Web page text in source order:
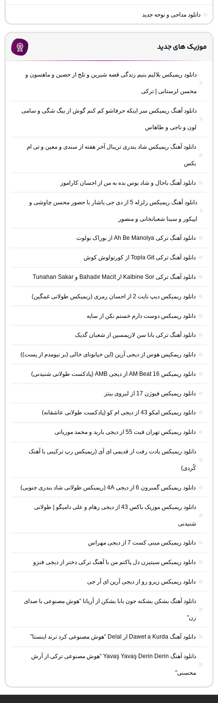
دانلود مداحی و نوحه جدید
موزیک های جدید
دانلود ریمیکس بلالیم بنیم زندگی قصه شیرین و تلخ از حصین و ماهسون و
محسن لرستانی | ترکی
دانلود آهنگ ریمیکس سر اینکه حرفاشو کم کنم گوش از بیگ شگی و سامی
لون و ناجی و طاهاس
دانلود آهنگ ریمیکس شاد بندری تریبال آخر هفته از سندی و معین و تی ام
بکس
دانلود آهنگ باحال و شاد بوس بده به من از احسان کاراموز
دانلود آهنگ ریمیکس زلزله 5 از دی جی یاشار با حضور محسن چاوشی و
اپیکور و سینا شعبانخانی و منصور
دانلود آهنگ ترکی Ah Be Manolya از بوراک بولوت
دانلود آهنگ ترکی Topla Git از کورتولوش کوش
دانلود آهنگ ترکی Kalbine Sor از Bahadır Macit و Tunahan Sakar
دانلود ریمیکس دیپ نایت 2 از احسان رمزی (ریمیکس طولانی غمگین)
دانلود ریمیکس دوست دارم خستم نکن از سایه
دانلود آهنگ ترکی بانا سن لازیمسین از شعبان گدیک
دانلود ریمکیس هوس از دیجی آرین (این خیابونای خالی (بر نیومدم از پست))
دانلود ریمیکس AM Beat 16 از دیجی AMB (پادکست طولانی شنیدنی)
دانلود ریمیکس فیوژن 17 از لیروی بیتز
دانلود ریمیکس امکو 43 از دیجی ام کو (پادکست طولانی عاشقانه)
دانلود ریمیکس تهران فیت 55 از دیجی باربد و محمد موریانی
دانلود ریمیکس یادت رفت از قدیمی ای آی (ریمیکس رپ ترکیبی با آهنک
کُردی)
دانلود ریمیکس گمبرون 6 از دیجی 4A (ریمیکس طولانی شاد بندری جنوبی)
دانلود ریمیکس موزیک باکس 43 از دیجی رهام و علی دامیگو | طولانی
شنیدنی
دانلود ریمیکس مینی کست 7 از دیجی مهراس
دانلود ریمیکس سیتیزن دل پاکتم من با آهنگ ترکی دختر از دیجی فنزو
دانلود ریمیکس زیرو رو از دیجی آرین ای آر جی
دانلود آهنگ بشکن بشکنه جون بابا بشکن از آریانا “هوش مصنوعی با صدای
زن”
دانلود آهنگ Dawet a Kurda از Delal “هوش مصنوعی کرد ترند اینستا”
دانلود آهنگ Yavaş Yavaş Derin Derin “هوش مصنوعی ترکی از آرش
محسنی”